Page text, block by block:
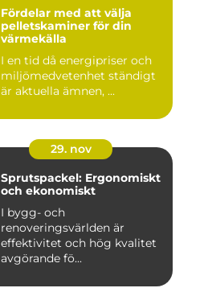
Fördelar med att välja
pelletskaminer för din
värmekälla
I en tid då energipriser och
miljömedvetenhet ständigt
är aktuella ämnen, ...
29. nov
Sprutspackel: Ergonomiskt
och ekonomiskt
I bygg- och
renoveringsvärlden är
effektivitet och hög kvalitet
avgörande fö...